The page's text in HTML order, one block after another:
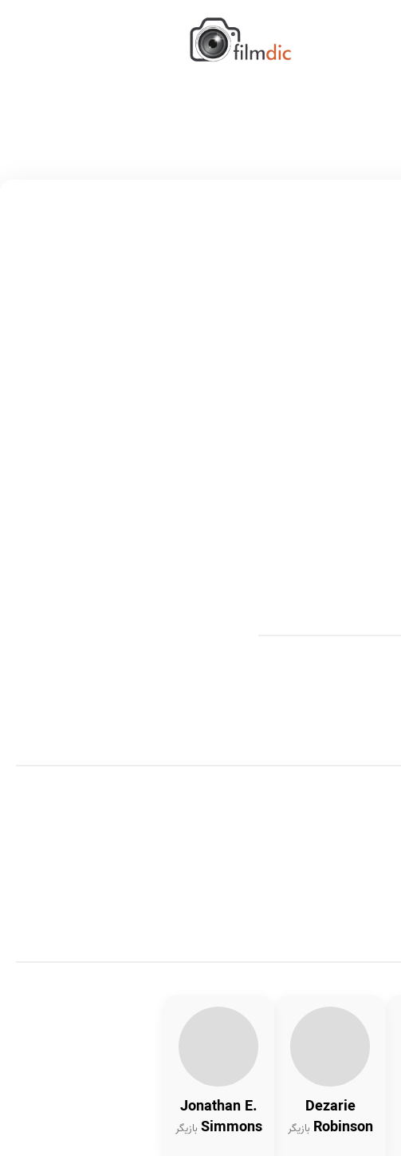
Dezarie
Robinson بازیگر
Jonathan E.
Simmons بازیگر